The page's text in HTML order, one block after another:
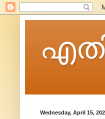
Wednesday, April 15,